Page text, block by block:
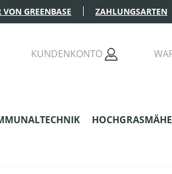
GREENBASE ZAHLUNGSARTEN
KUNDENKONTO